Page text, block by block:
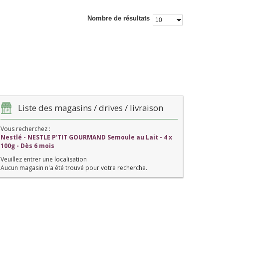
Nombre de résultats 10
Liste des magasins / drives / livraison
Vous recherchez :
Nestlé - NESTLE P'TIT GOURMAND Semoule au Lait - 4 x
100g - Dès 6 mois
Veuillez entrer une localisation
Aucun magasin n'a été trouvé pour votre recherche.